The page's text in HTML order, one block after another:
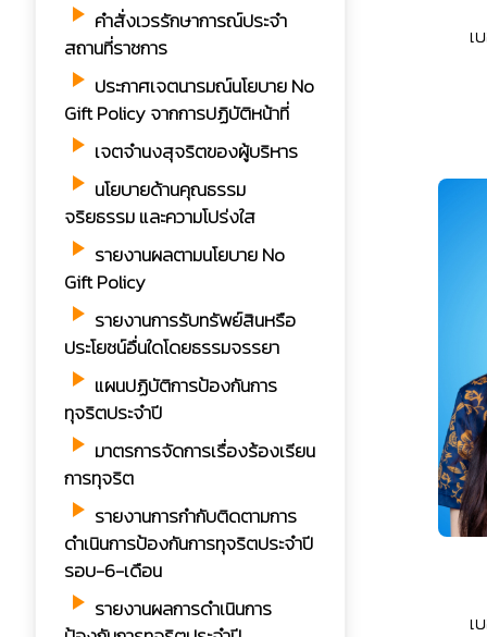
play_arrow คำสั่งเวรรักษาการณ์ประจำ
สถานที่ราชการ
play_arrow ประกาศเจตนารมณ์นโยบาย No
Gift Policy จากการปฏิบัติหน้าที่
play_arrow เจตจำนงสุจริตของผู้บริหาร
play_arrow นโยบายด้านคุณธรรม
จริยธรรม และความโปร่งใส
play_arrow รายงานผลตามนโยบาย No
Gift Policy
play_arrow รายงานการรับทรัพย์สินหรือ
ประโยชน์อื่นใดโดยธรรมจรรยา
play_arrow แผนปฏิบัติการป้องกันการ
ทุจริตประจำปี
play_arrow มาตรการจัดการเรื่องร้องเรียน
การทุจริต
play_arrow รายงานการกำกับติดตามการ
ดำเนินการป้องกันการทุจริตประจำปี
รอบ-6-เดือน
play_arrow รายงานผลการดำเนินการ
เ
เ